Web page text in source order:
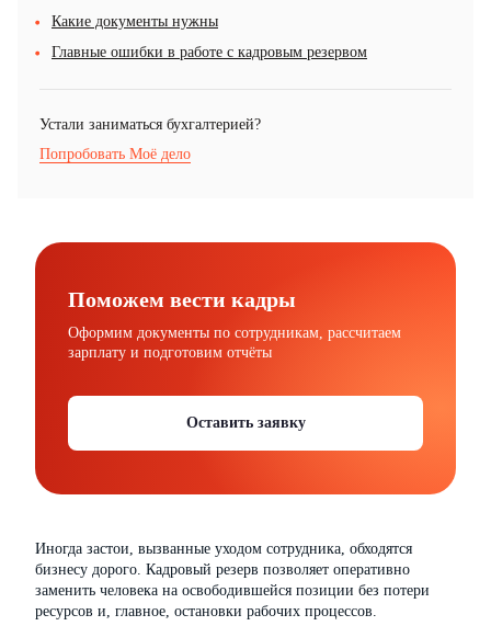
Какие документы нужны
Главные ошибки в работе с кадровым резервом
Устали заниматься бухгалтерией?
Попробовать Моё дело
Поможем вести кадры
Оформим документы по сотрудникам, рассчитаем
зарплату и подготовим отчёты
Оставить заявку
Иногда застои, вызванные уходом сотрудника, обходятся
бизнесу дорого. Кадровый резерв позволяет оперативно
заменить человека на освободившейся позиции без потери
ресурсов и, главное, остановки рабочих процессов.